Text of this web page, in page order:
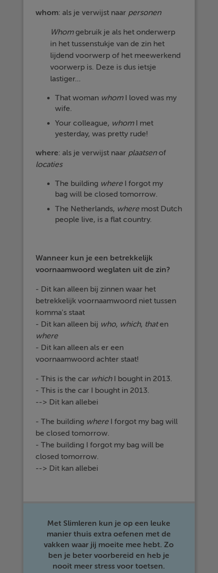
whom: als je verwijst naar personen
Whomgebruik je als het onderwerp
in het tussenstukje van de zin het
lijdend voorwerp of het meewerkend
voorwerp is. Deze is dus ietsje
lastiger...
That woman whomI loved was my
wife.
Your colleague, whomI met
yesterday, was pretty rude!
where: als je verwijst naar plaatsenof
locaties
The building whereI forgot my
bag will be closed tomorrow.
The Netherlands, wheremost Dutch
people live, is a flat country.
Wanneer kun je een betrekkelijk
voornaamwoord weglaten uit de zin?
- Dit kan alleen bij zinnen waar het
betrekkelijk voornaamwoord niet tussen
komma's staat
- Dit kan alleen bij who, which, thaten
where
- Dit kan alleen als er een
voornaamwoord achter staat!
- This is the car whichI bought in 2013.
- This is the car I bought in 2013.
--> Dit kan allebei
- The building whereI forgot my bag will
be closed tomorrow.
- The building I forgot my bag will be
closed tomorrow.
--> Dit kan allebei
Met Slimleren kun je op een leuke
manier thuis extra oefenen met de
vakken waar jij moeite mee hebt. Zo
ben je beter voorbereid en heb je
nooit meer stress voor toetsen.